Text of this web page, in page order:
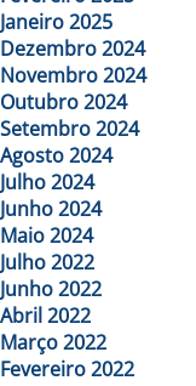
Janeiro 2025
Dezembro 2024
Novembro 2024
Outubro 2024
Setembro 2024
Agosto 2024
Julho 2024
Junho 2024
Maio 2024
Julho 2022
Junho 2022
Abril 2022
Março 2022
Fevereiro 2022